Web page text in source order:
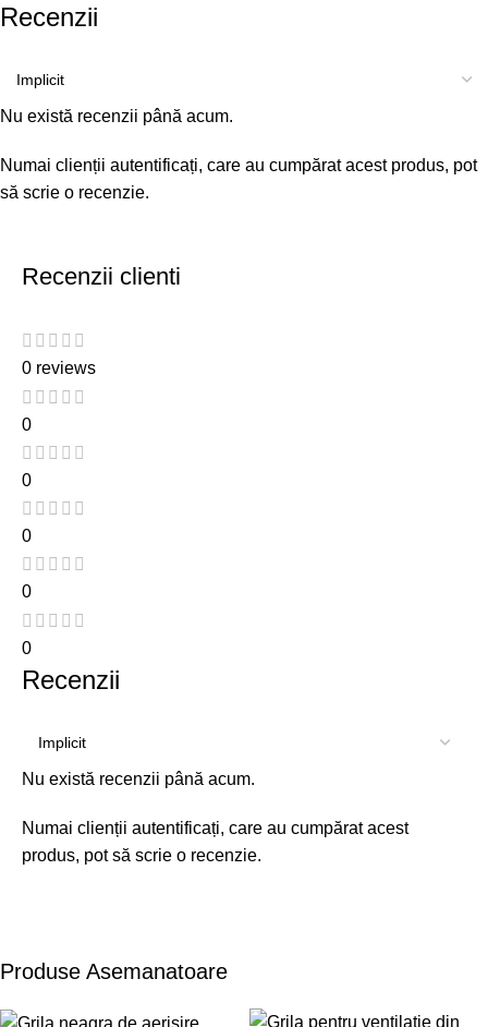
Recenzii
Nu există recenzii până acum.
Numai clienții autentificați, care au cumpărat acest produs, pot
să scrie o recenzie.
Recenzii clienti
0 reviews
0
0
0
0
0
Recenzii
Nu există recenzii până acum.
Numai clienții autentificați, care au cumpărat acest
produs, pot să scrie o recenzie.
Produse Asemanatoare